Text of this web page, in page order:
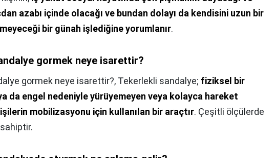
azabı içinde olacağı ve bundan dolayı da kendisini uzun bir
bir günah işlediğine yorumlanır.
gormek neye isarettir?
gormek neye isarettir?, Tekerlekli sandalye; fiziksel bir
da engel nedeniyle yürüyemeyen veya kolayca hareket
mobilizasyonu için kullanılan bir araçtır. Çeşitli ölçülerde